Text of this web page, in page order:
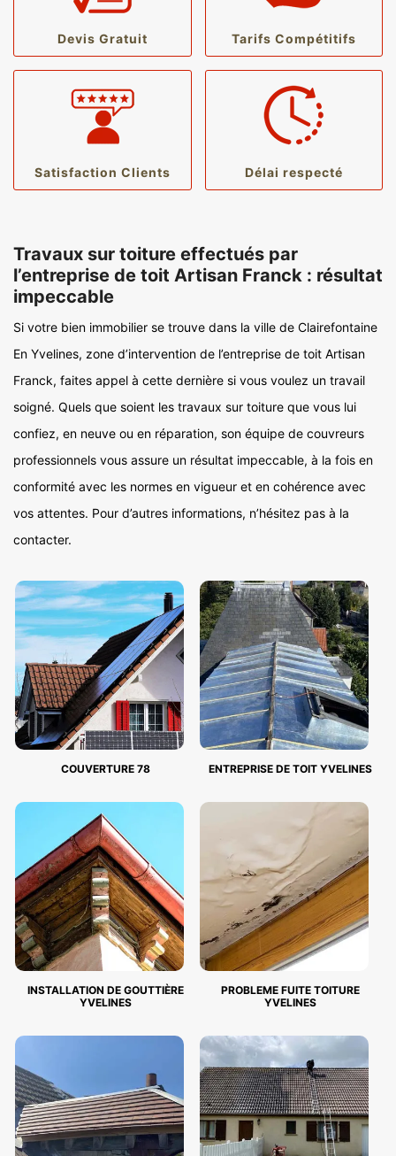
Devis Gratuit Tarifs Compétitifs
Satisfaction Clients Délai respecté
Travaux sur toiture effectués par
l’entreprise de toit Artisan Franck : résultat
impeccable
Si votre bien immobilier se trouve dans la ville de Clairefontaine
En Yvelines, zone d’intervention de l’entreprise de toit Artisan
Franck, faites appel à cette dernière si vous voulez un travail
soigné. Quels que soient les travaux sur toiture que vous lui
confiez, en neuve ou en réparation, son équipe de couvreurs
professionnels vous assure un résultat impeccable, à la fois en
conformité avec les normes en vigueur et en cohérence avec
vos attentes. Pour d’autres informations, n’hésitez pas à la
contacter.
COUVERTURE 78 ENTREPRISE DE TOIT YVELINES
INSTALLATION DE GOUTTIÈRE
YVELINES
PROBLEME FUITE TOITURE
YVELINES